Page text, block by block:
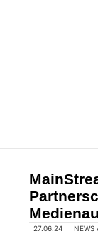
27.06.24 NEWS